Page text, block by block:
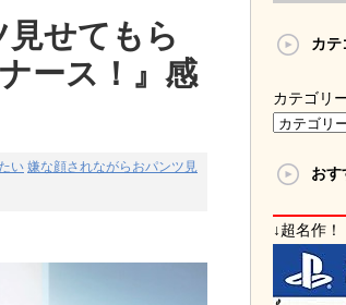
せてもら
ース！』感
い 嫌な顔されながらおパンツ見
カテ
カテゴリ
お
↓超名作！